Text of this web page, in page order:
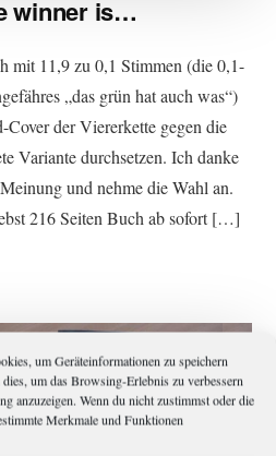
um Geräteinformationen zu speichern
um das Browsing-Erlebnis zu verbessern
anzuzeigen. Wenn du nicht zustimmst oder die
Merkmale und Funktionen
winner is…
mit 11,9 zu 0,1 Stimmen (die 0,1-
„das grün hat auch was“)
der Viererkette gegen die
Variante durchsetzen. Ich danke
und nehme die Wahl an.
216 Seiten Buch ab sofort […]